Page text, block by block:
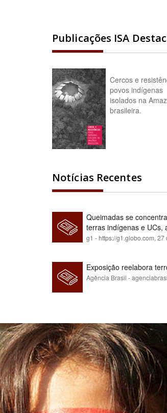
Publicações ISA
Cercos e
povos indígenas
isolados na
brasileira.
Notícias Recentes
Queimadas se
terras indígenas e UCs,
g1 - https://g1.globo.com, 27
Exposição reelabora
Agência Brasil -